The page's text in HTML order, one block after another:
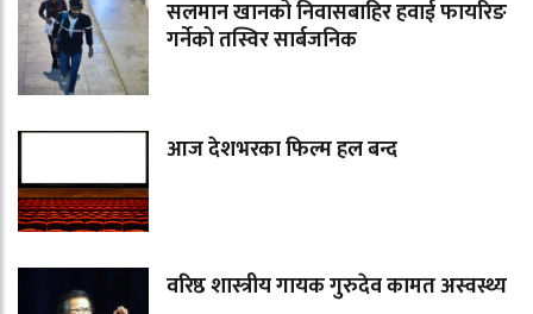
सलमान खानको निवासबाहिर हवाई फायरिङ
गर्नेको तस्विर सार्बजनिक
आज देशभरका फिल्म हल बन्द
वरिष्ठ शास्त्रीय गायक गुरुदेव कामत अस्वस्थ्य